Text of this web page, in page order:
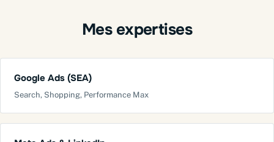
Mes expertises
Google Ads (SEA)
Search, Shopping, Performance Max